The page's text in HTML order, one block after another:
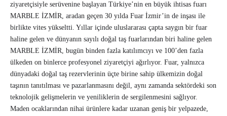
ziyaretçisiyle serüvenine başlayan Türkiye’nin en büyük ihtisas fuarı
MARBLE İZMİR, aradan geçen 30 yılda Fuar İzmir’in de inşası ile
birlikte vites yükseltti. Yıllar içinde uluslararası çapta saygın bir fuar
haline gelen ve dünyanın sayılı doğal taş fuarlarından biri haline gelen
MARBLE İZMİR, bugün binden fazla katılımcıyı ve 100’den fazla
ülkeden on binlerce profesyonel ziyaretçiyi ağırlıyor. Fuar, yalnızca
dünyadaki doğal taş rezervlerinin üçte birine sahip ülkemizin doğal
taşının tanıtılması ve pazarlanmasını değil, aynı zamanda sektördeki son
teknolojik gelişmelerin ve yeniliklerin de sergilenmesini sağlıyor.
Maden ocaklarından nihai ürünlere kadar uzanan geniş bir yelpazede,